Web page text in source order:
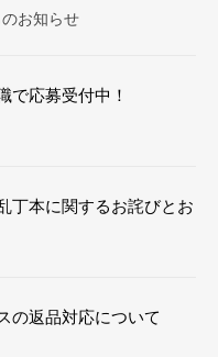
お知らせ
で応募受付中！
丁本に関するお詫びとお
の返品対応について